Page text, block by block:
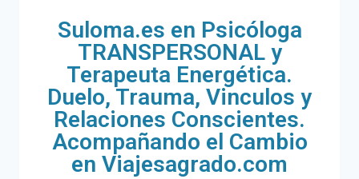
Suloma.es en Psicóloga
TRANSPERSONAL y
Terapeuta Energética.
Duelo, Trauma, Vinculos y
Relaciones Conscientes.
Acompañando el Cambio
en Viajesagrado.com